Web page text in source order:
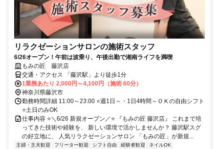
リラクゼーションサロンの施術スタッフ
6/26オープン！午前は波乗り、午後出勤で湘南ライフを満喫
もみの匠 藤沢店
交通・アクセス 「藤沢駅」より徒歩1分
1業務あたり 2,000円～4,100円（施術 60分）
神奈川県藤沢市
勤務時間詳細 11:00～23:00 ⭐週1日～・1日4時間～ＯＫの自由シフト
⭐土日のみOK
仕事内容 ⭐＼6/26 新規オープン／⭐ 『もみの匠 藤沢店』 これまで培
ってきた技術や経験を、 新しい環境で活かしませんか？ 藤沢駅スグ
の好立地に、 人気リラクゼーションサロン 「もみの匠」が新規...
主婦・主夫歓迎 フリーター歓迎 シフト自由 経験者歓迎
ネイルOK